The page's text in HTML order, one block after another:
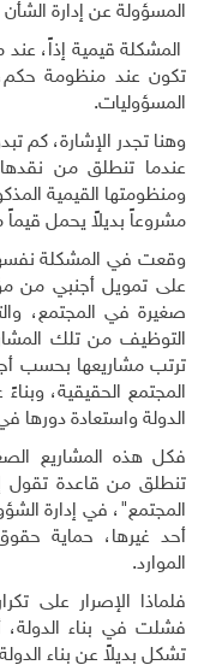
المسؤولة عن إدارة الشأن
المشكلة قيمية إذاً،
تكون عند منظومة
المسؤوليات.
وهنا تجدر الإشارة، كم
عندما تنطلق من
ومنظومتها القيمية
مشروعاً بديلاً يحمل
وقعت في المشكلة
على تمويل أجنبي من
صغيرة في المجتمع،
التوظيف من تلك
ترتب مشاريعها بحسب
المجتمع الحقيقية،
الدولة واستعادة دورها
فكل هذه المشاريع
تنطلق من قاعدة تقول
المجتمع"، في إدارة
أحد غيرها، حماية
الموارد.
فلماذا الإصرار على
فشلت في بناء
تشكل بديلاً عن بناء